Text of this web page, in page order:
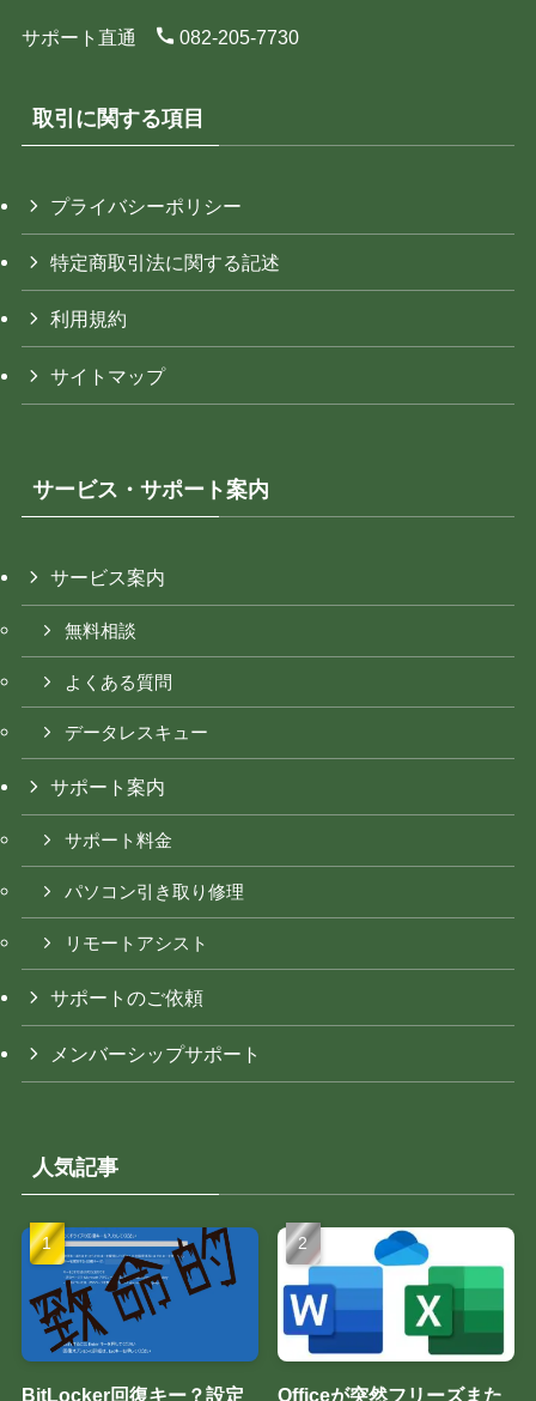
サポート直通 082-205-7730
取引に関する項目
プライバシーポリシー
特定商取引法に関する記述
利用規約
サイトマップ
サービス・サポート案内
サービス案内
無料相談
よくある質問
データレスキュー
サポート案内
サポート料金
パソコン引き取り修理
リモートアシスト
サポートのご依頼
メンバーシップサポート
人気記事
BitLocker回復キー？設定 Officeが突然フリーズまた